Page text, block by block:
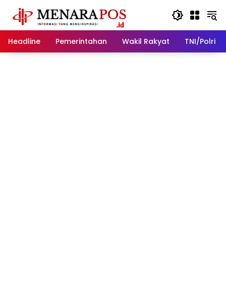
konten
Headline
Pemerintahan Wakil Rakyat TNI/Polri